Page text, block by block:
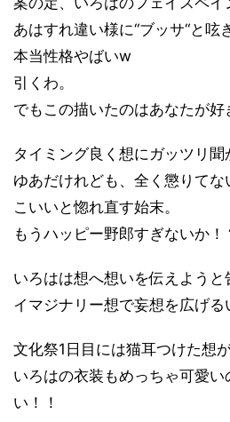
あはすれ違い様に“ブッサ“と呟
本当性格やばいw
引くわ。
でもこの描いたのはあなたが好
タイミング良く想にガッツリ
ゆあだけれども、 全く懲りてな
こいいと惚れ直す始末。
もうハッピー野郎すぎないか！
いろはは想へ想いを伝えようと
イマジナリー想で妄想を広げ
文化祭1日目には猫耳つけた想
いろはの衣装もめっちゃ可愛
い！！